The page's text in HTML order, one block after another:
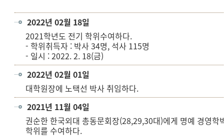
2022년 02월 18일
2021학년도 전기 학위수여하다.
- 학위취득자 : 박사 34명, 석사 115명
- 일시 : 2022. 2. 18(금)
2022년 02월 01일
대학원장에 노택선 박사 취임하다.
2021년 11월 04일
권순한 한국외대 총동문회장(28,29,30대)에게 명예 경영학
학위를 수여하다.